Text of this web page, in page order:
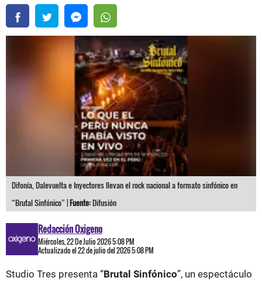
Difonía, Dalevuelta e Inyectores llevan el rock nacional a formato sinfónico en
“Brutal Sinfónico” |Fuente:Difusión
Redacción Oxigeno
Miércoles, 22 De Julio 2026 5:08 PM
Actualizado el 22 de julio del 2026 5:08 PM
Studio Tres presenta “Brutal Sinfónico”, un espectáculo